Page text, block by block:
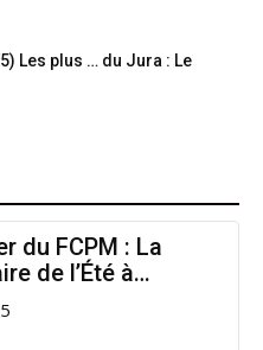
Les plus … du Jura : Le
du FCPM : La
de l’Été à